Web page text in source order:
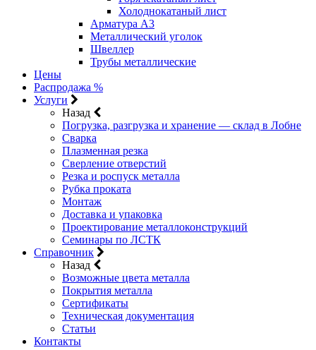
Холоднокатаный лист
Арматура А3
Металлический уголок
Швеллер
Трубы металлические
Цены
Распродажа %
Услуги
Назад
Погрузка, разгрузка и хранение — склад в Лобне
Сварка
Плазменная резка
Сверление отверстий
Резка и роспуск металла
Рубка проката
Монтаж
Доставка и упаковка
Проектирование металлоконструкций
Семинары по ЛСТК
Справочник
Назад
Возможные цвета металла
Покрытия металла
Сертификаты
Техническая документация
Статьи
Контакты